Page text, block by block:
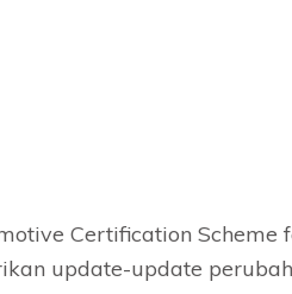
Certification Scheme
update-update